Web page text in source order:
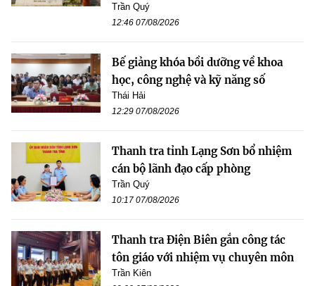
Trần Quý
12:46 07/08/2026
Bế giảng khóa bồi dưỡng về khoa
học, công nghệ và kỹ năng số
Thái Hải
12:29 07/08/2026
Thanh tra tỉnh Lạng Sơn bổ nhiệm
cán bộ lãnh đạo cấp phòng
Trần Quý
10:17 07/08/2026
Thanh tra Điện Biên gắn công tác
tôn giáo với nhiệm vụ chuyên môn
Trần Kiên